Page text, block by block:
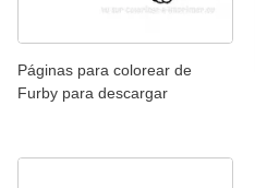
Páginas para colorear de
Furby para descargar